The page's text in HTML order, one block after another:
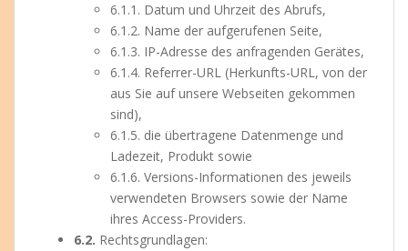
6.1.1. Datum und Uhrzeit des Abrufs,
6.1.2. Name der aufgerufenen Seite,
6.1.3. IP-Adresse des anfragenden Gerätes,
6.1.4. Referrer-URL (Herkunfts-URL, von der
aus Sie auf unsere Webseiten gekommen
sind),
6.1.5. die übertragene Datenmenge und
Ladezeit, Produkt sowie
6.1.6. Versions-Informationen des jeweils
verwendeten Browsers sowie der Name
ihres Access-Providers.
6.2. Rechtsgrundlagen: